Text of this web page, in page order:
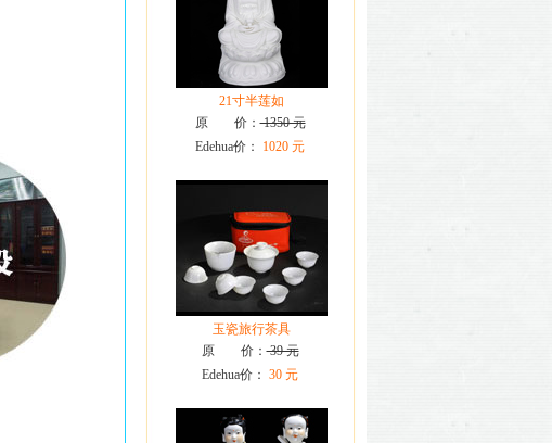
21寸半莲如
原 价：1350 元
Edehua价：
1020 元
玉瓷旅行茶具
原 价：39 元
Edehua价： 30 元